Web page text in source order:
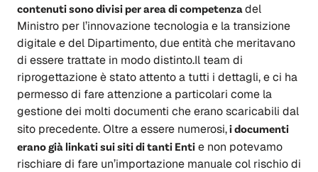
contenuti sono divisi per area di competenza del
Ministro per l’innovazione tecnologia e la transizione
digitale e del Dipartimento, due entità che meritavano
di essere trattate in modo distinto.Il team di
riprogettazione è stato attento a tutti i dettagli, e ci ha
permesso di fare attenzione a particolari come la
gestione dei molti documenti che erano scaricabili dal
sito precedente. Oltre a essere numerosi,i documenti
erano già linkati sui siti di tanti Enti e non potevamo
rischiare di fare un’importazione manuale col rischio di